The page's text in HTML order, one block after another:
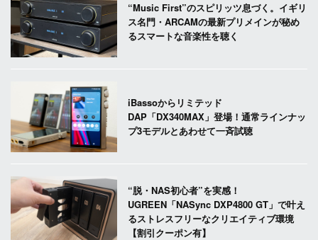
“Music First”のスピリッツ息づく。イギリ
ス名門・ARCAMの最新プリメインが秘め
るスマートな音楽性を聴く
iBassoからリミテッド
DAP「DX340MAX」登場！通常ラインナッ
プ3モデルとあわせて一斉試聴
“脱・NAS初心者”を実感！
UGREEN「NASync DXP4800 GT」で叶え
るストレスフリーなクリエイティブ環境
【割引クーポン有】